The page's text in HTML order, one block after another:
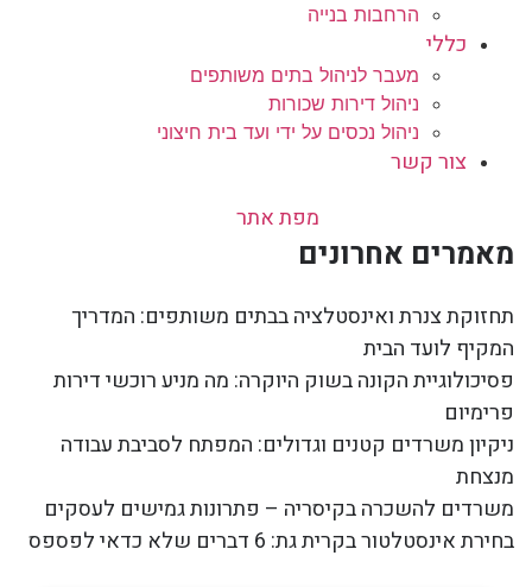
הרחבות בנייה
כללי
מעבר לניהול בתים משותפים
ניהול דירות שכורות
ניהול נכסים על ידי ועד בית חיצוני
צור קשר
מפת אתר
מאמרים אחרונים
תחזוקת צנרת ואינסטלציה בבתים משותפים: המדריך
המקיף לועד הבית
פסיכולוגיית הקונה בשוק היוקרה: מה מניע רוכשי דירות
פרימיום
ניקיון משרדים קטנים וגדולים: המפתח לסביבת עבודה
מנצחת
משרדים להשכרה בקיסריה – פתרונות גמישים לעסקים
בחירת אינסטלטור בקרית גת: 6 דברים שלא כדאי לפספס